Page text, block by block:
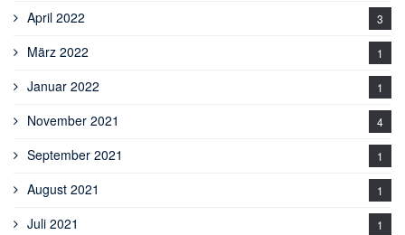
April 2022 3
März 2022 1
Januar 2022 1
November 2021 4
September 2021 1
August 2021 1
Juli 2021 1